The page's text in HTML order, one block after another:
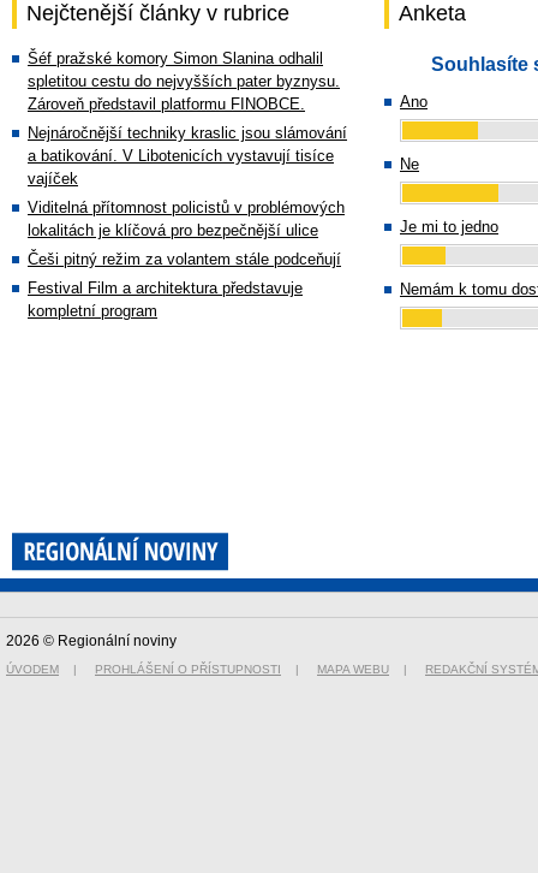
Nejčtenější články v rubrice
Šéf pražské komory Simon Slanina odhalil
spletitou cestu do nejvyšších pater byznysu.
Zároveň představil platformu FINOBCE.
Nejnáročnější techniky kraslic jsou slámování
a batikování. V Libotenicích vystavují tisíce
vajíček
Viditelná přítomnost policistů v problémových
lokalitách je klíčová pro bezpečnější ulice
Češi pitný režim za volantem stále podceňují
Festival Film a architektura představuje
kompletní program
Anketa
Souhlasíte
Ano
Ne
Je mi to jedno
Nemám k tomu
2026 © Regionální noviny
ÚVODEM | PROHLÁŠENÍ O PŘÍSTUPNOSTI | MAPA WEBU | REDAKČNÍ